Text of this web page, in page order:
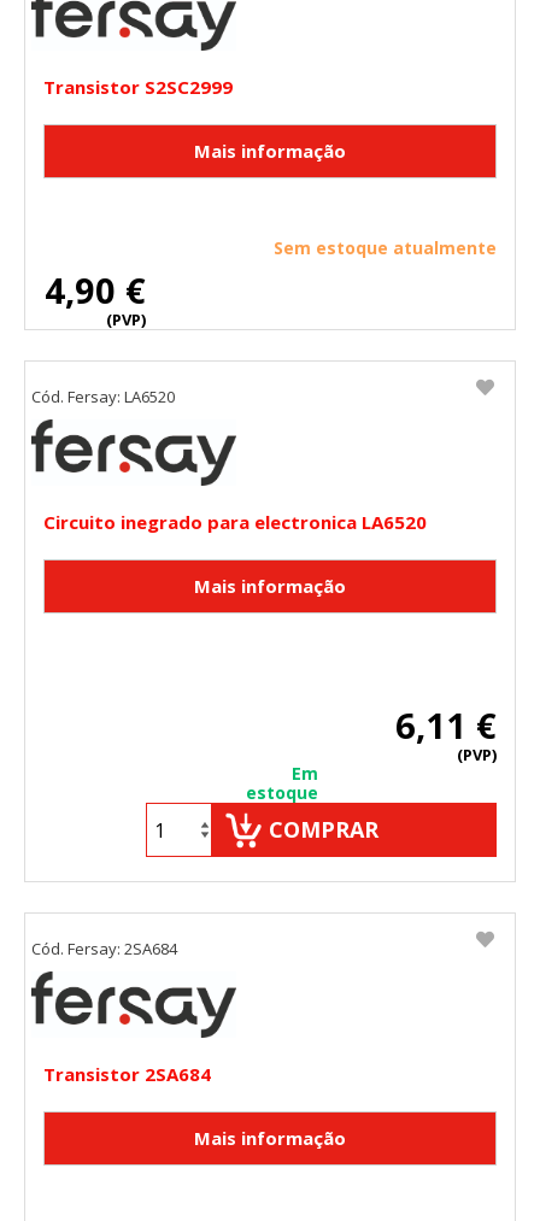
Transistor S2SC2999
4,90 €
(PVP)
Sem estoque atualmente
Circuito inegrado para electronica LA6520
6,11 €
(PVP)
Em
estoque
COMPRAR
Cód. Fersay: LA6520
Transistor 2SA684
Cód. Fersay: 2SA684